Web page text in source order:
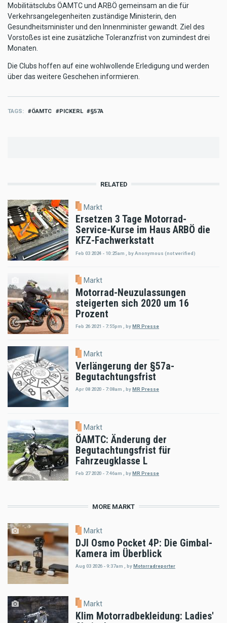
Mobilitätsclubs ÖAMTC und ARBÖ gemeinsam an die für
Verkehrsangelegenheiten zuständige Ministerin, den
Gesundheitsminister und den Innenminister gewandt. Ziel des
Vorstoßes ist eine zusätzliche Toleranzfrist von zumindest drei
Monaten.
Die Clubs hoffen auf eine wohlwollende Erledigung und werden
über das weitere Geschehen informieren.
TAGS ÖAMTC PICKERL §57A
RELATED
Markt
Ersetzen 3 Tage Motorrad-
Service-Kurse im Haus ARBÖ die
KFZ-Fachwerkstatt
Feb 03 2024 - 10:25am byAnonymous (not verified)
Markt
Motorrad-Neuzulassungen
steigerten sich 2020 um 16
Prozent
Feb 26 2021 - 7:55pm , by MR Presse
Markt
Verlängerung der §57a-
Begutachtungsfrist
Apr 08 2020 - 7:08am byMR Presse
Markt
ÖAMTC: Änderung der
Begutachtungsfrist für
Fahrzeugklasse L
Feb 27 2020 - 7:46am byMR Presse
MORE MARKT
Markt
DJI Osmo Pocket 4P: Die Gimbal-
Kamera im Überblick
Aug 03 2026 - 9:37am , byMotorradreporter
Markt
Klim Motorradbekleidung: Ladies'